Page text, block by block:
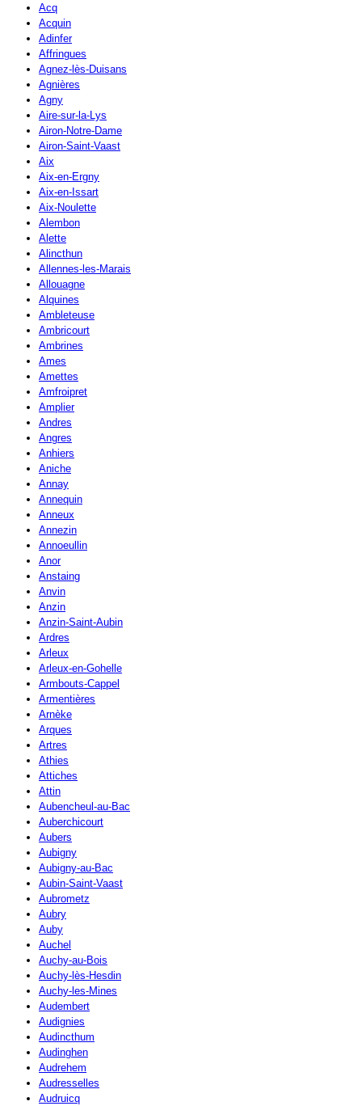
Acq
Acquin
Adinfer
Affringues
Agnez-lès-Duisans
Agnières
Agny
Aire-sur-la-Lys
Airon-Notre-Dame
Airon-Saint-Vaast
Aix
Aix-en-Ergny
Aix-en-Issart
Aix-Noulette
Alembon
Alette
Alincthun
Allennes-les-Marais
Allouagne
Alquines
Ambleteuse
Ambricourt
Ambrines
Ames
Amettes
Amfroipret
Amplier
Andres
Angres
Anhiers
Aniche
Annay
Annequin
Anneux
Annezin
Annoeullin
Anor
Anstaing
Anvin
Anzin
Anzin-Saint-Aubin
Ardres
Arleux
Arleux-en-Gohelle
Armbouts-Cappel
Armentières
Arnèke
Arques
Artres
Athies
Attiches
Attin
Aubencheul-au-Bac
Auberchicourt
Aubers
Aubigny
Aubigny-au-Bac
Aubin-Saint-Vaast
Aubrometz
Aubry
Auby
Auchel
Auchy-au-Bois
Auchy-lès-Hesdin
Auchy-les-Mines
Audembert
Audignies
Audincthum
Audinghen
Audrehem
Audresselles
Audruicq